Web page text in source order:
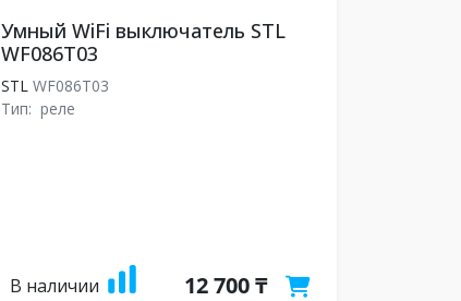
Умный WiFi выключатель STL
WF086T03
STLWF086T03
Тип: реле
В наличии 12 700 ₸